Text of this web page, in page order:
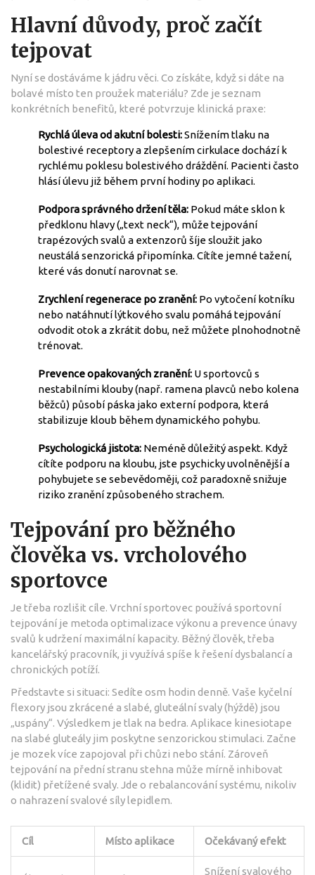
Hlavní důvody, proč začít
tejpovat
Nyní se dostáváme k jádru věci. Co získáte, když si dáte na
bolavé místo ten proužek materiálu? Zde je seznam
konkrétních benefitů, které potvrzuje klinická praxe:
Rychlá úleva od akutní bolesti:Snížením tlaku na
bolestivé receptory a zlepšením cirkulace dochází k
rychlému poklesu bolestivého dráždění. Pacienti často
hlásí úlevu již během první hodiny po aplikaci.
Podpora správného držení těla: Pokud máte sklon k
předklonu hlavy („text neck“), může tejpování
trapézových svalů a extenzorů šíje sloužit jako
neustálá senzorická připomínka. Cítíte jemné tažení,
které vás donutí narovnat se.
Zrychlení regenerace po zranění: Po vytočení kotníku
nebo natáhnutí lýtkového svalu pomáhá tejpování
odvodit otok a zkrátit dobu, než můžete plnohodnotně
trénovat.
Prevence opakovaných zranění: U sportovců s
nestabilními klouby (např. ramena plavců nebo kolena
běžců) působí páska jako externí podpora, která
stabilizuje kloub během dynamického pohybu.
Psychologická jistota: Neméně důležitý aspekt. Když
cítíte podporu na kloubu, jste psychicky uvolněnější a
pohybujete se sebevědoměji, což paradoxně snižuje
riziko zranění způsobeného strachem.
Tejpování pro běžného
člověka vs. vrcholového
sportovce
Je třeba rozlišit cíle. Vrchní sportovec používá sportovní
tejpování je metoda optimalizace výkonu a prevence únavy
svalů k udržení maximální kapacity. Běžný člověk, třeba
kancelářský pracovník, ji využívá spíše k řešení dysbalancí a
chronických potíží.
Představte si situaci: Sedíte osm hodin denně. Vaše kyčelní
flexory jsou zkrácené a slabé, gluteální svaly (hýždě) jsou
„uspány“. Výsledkem je tlak na bedra. Aplikace kinesiotape
na slabé gluteály jim poskytne senzorickou stimulaci. Začne
je mozek více zapojoval při chůzi nebo stání. Zároveň
tejpování na přední stranu stehna může mírně inhibovat
(klidit) přetížené svaly. Jde o rebalancování systému, nikoliv
o nahrazení svalové síly lepidlem.
Cíl Místo aplikace Očekávaný efekt
Snížení svalového